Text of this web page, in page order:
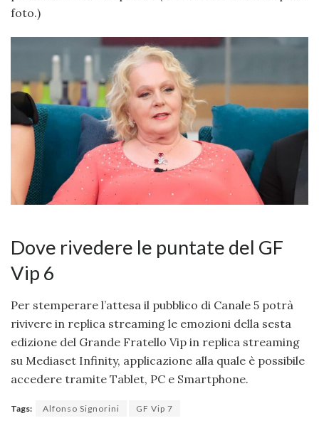
foto.)
Dove rivedere le puntate del GF
Vip 6
Per stemperare l’attesa il pubblico di Canale 5 potrà
rivivere in replica streaming le emozioni della sesta
edizione del Grande Fratello Vip in replica streaming
su Mediaset Infinity, applicazione alla quale è possibile
accedere tramite Tablet, PC e Smartphone.
Tags: Alfonso Signorini GF Vip 7